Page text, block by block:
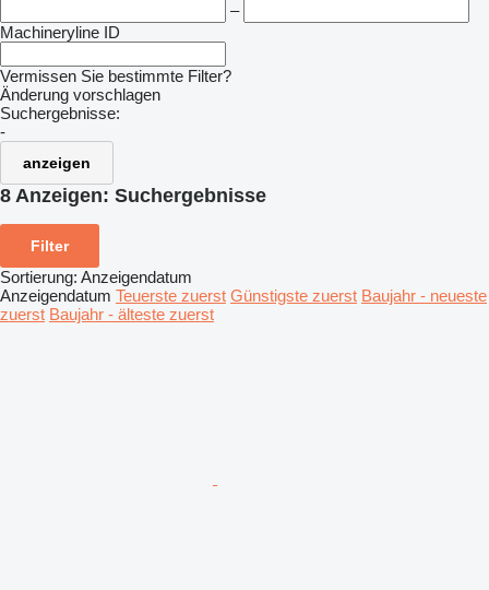
–
Machineryline ID
Vermissen Sie bestimmte Filter?
Änderung vorschlagen
Suchergebnisse:
-
anzeigen
8 Anzeigen: Suchergebnisse
Filter
Sortierung: Anzeigendatum
Anzeigendatum Teuerste zuerst Günstigste zuerst Baujahr - neueste
zuerst Baujahr - älteste zuerst